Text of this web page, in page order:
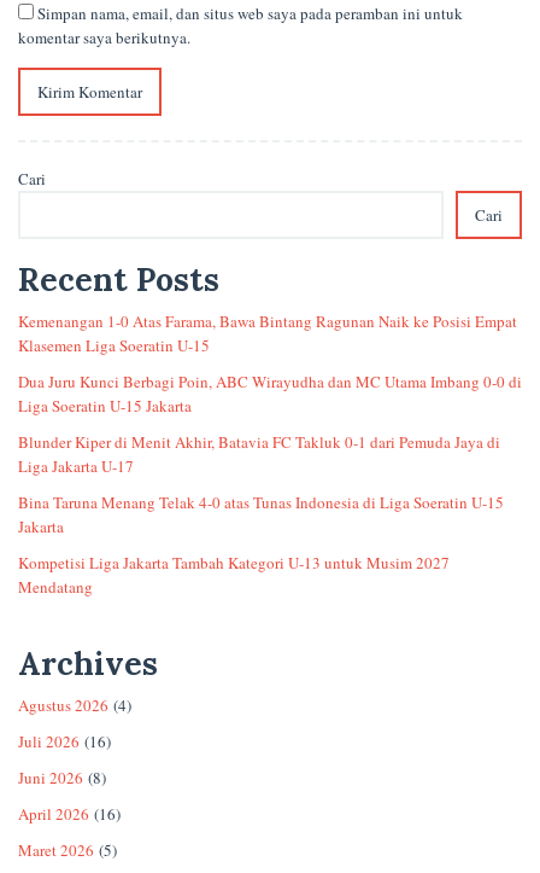
Simpan nama, email, dan situs web saya pada peramban ini untuk
komentar saya berikutnya.
Cari
Cari
Recent Posts
Kemenangan 1-0 Atas Farama, Bawa Bintang Ragunan Naik ke Posisi Empat
Klasemen Liga Soeratin U-15
Dua Juru Kunci Berbagi Poin, ABC Wirayudha dan MC Utama Imbang 0-0 di
Liga Soeratin U-15 Jakarta
Blunder Kiper di Menit Akhir, Batavia FC Takluk 0-1 dari Pemuda Jaya di
Liga Jakarta U-17
Bina Taruna Menang Telak 4-0 atas Tunas Indonesia di Liga Soeratin U-15
Jakarta
Kompetisi Liga Jakarta Tambah Kategori U-13 untuk Musim 2027
Mendatang
Archives
Agustus 2026 (4)
Juli 2026 (16)
Juni 2026 (8)
April 2026 (16)
Maret 2026 (5)